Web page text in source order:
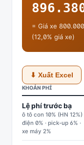
= Giá xe
(12,0% giá xe)
⬇ Xuất Excel
KHOẢN PHÍ
Lệ phí trước bạ
ô tô con 10% (HN 12%)
điện 0% · pick-up 6% ·
xe máy 2%